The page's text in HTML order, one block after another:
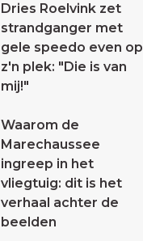
Dries Roelvink zet
strandganger met
gele speedo even op
z'n plek: "Die is van
mij!"
Waarom de
Marechaussee
ingreep in het
vliegtuig: dit is het
verhaal achter de
beelden